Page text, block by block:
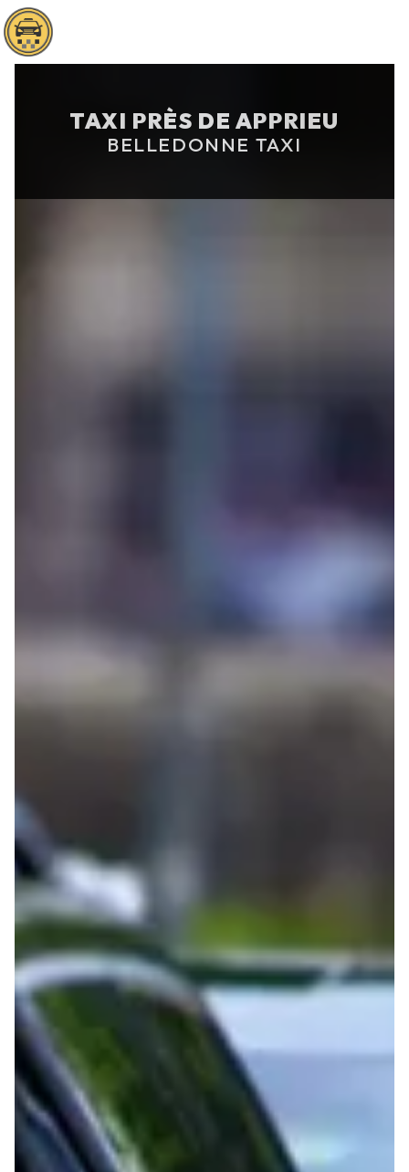
TAXI PRÈS DE APPRIEU
BELLEDONNE TAXI
Panneau de gestion des cookies